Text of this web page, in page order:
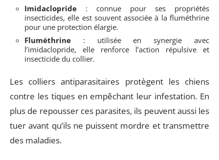
Imidaclopride : connue pour ses propriétés
insecticides, elle est souvent associée à la fluméthrine
pour une protection élargie.
Fluméthrine : utilisée en synergie avec
l’imidaclopride, elle renforce l’action répulsive et
insecticide du collier.
Les colliers antiparasitaires protègent les chiens
contre les tiques en empêchant leur infestation. En
plus de repousser ces parasites, ils peuvent aussi les
tuer avant qu’ils ne puissent mordre et transmettre
des maladies.